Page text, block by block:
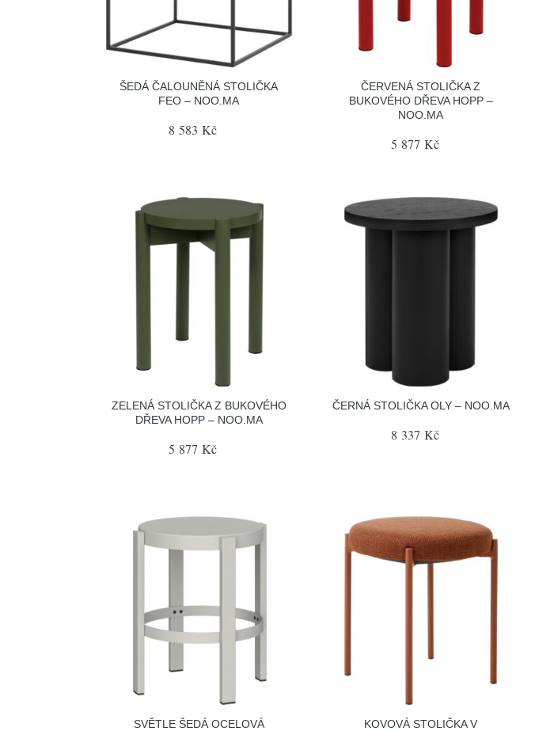
ŠEDÁ ČALOUNĚNÁ STOLIČKA
FEO – NOO.MA
8 583 Kč
ČERVENÁ STOLIČKA Z
BUKOVÉHO DŘEVA HOPP –
NOO.MA
5 877 Kč
ZELENÁ STOLIČKA Z BUKOVÉHO
DŘEVA HOPP – NOO.MA
5 877 Kč
ČERNÁ STOLIČKA OLY – NOO.MA
8 337 Kč
SVĚTLE ŠEDÁ OCELOVÁ
KOVOVÁ STOLIČKA V